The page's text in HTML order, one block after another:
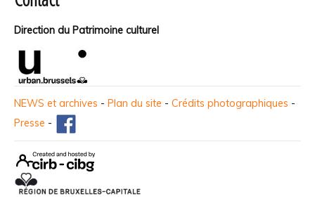
Direction du Patrimoine culturel
NEWS et archives - Plan du site - Crédits photographiques -
Presse -